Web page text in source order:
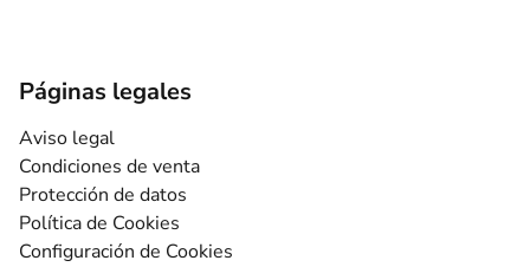
Páginas legales
Aviso legal
Condiciones de venta
Protección de datos
Política de Cookies
Configuración de Cookies